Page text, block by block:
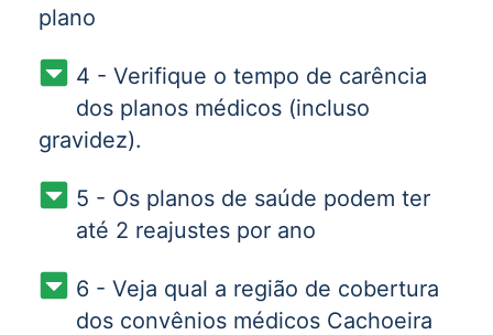
plano
4 - Verifique o tempo de carência
dos planos médicos (incluso
gravidez).
5 - Os planos de saúde podem ter
até 2 reajustes por ano
6 - Veja qual a região de cobertura
dos convênios médicos Cachoeira